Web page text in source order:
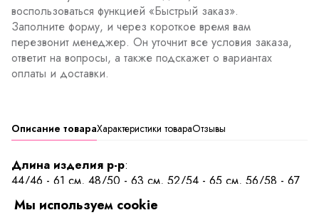
воспользоваться функцией «Быстрый заказ».
Заполните форму, и через короткое время вам
перезвонит менеджер. Он уточнит все условия заказа,
ответит на вопросы, а также подскажет о вариантах
оплаты и доставки.
Описание товараХарактеристики товараОтзывы
Длина изделия р-р:
44/46 - 61 см, 48/50 - 63 см, 52/54 - 65 см, 56/58 - 67
см
Мы используем cookie